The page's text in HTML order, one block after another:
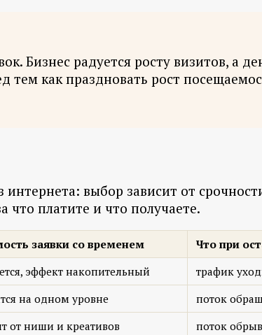
Бизнес радуется росту визитов, а
как праздновать рост
выбор зависит от
платите и что получаете.
заявки со временем
Что при
эффект накопительный
трафик
на одном уровне
поток
от ниши и креативов
поток